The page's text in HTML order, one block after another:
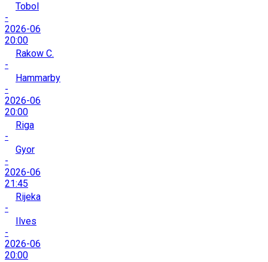
Tobol
-
2026-06
20:00
Rakow C.
-
Hammarby
-
2026-06
20:00
Riga
-
Gyor
-
2026-06
21:45
Rijeka
-
Ilves
-
2026-06
20:00